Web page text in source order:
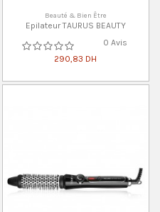
Beauté & Bien Être
Epilateur TAURUS BEAUTY
0 Avis
290,83 DH